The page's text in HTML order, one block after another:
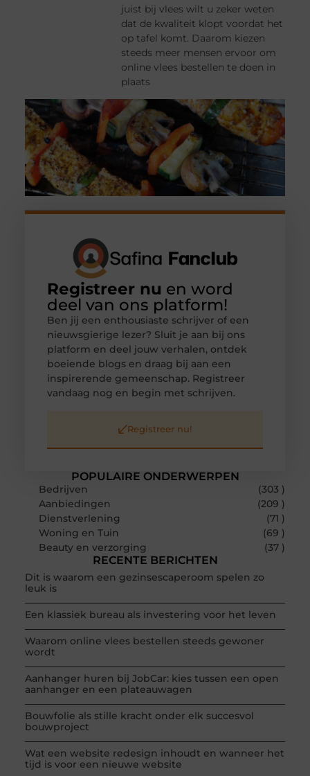
juist bij vlees wilt u zeker weten
dat de kwaliteit klopt voordat het
op tafel komt. Daarom kiezen
steeds meer mensen ervoor om
online vlees bestellen te doen in
plaats
POPULAIRE ONDERWERPEN
Bedrijven
(303 )
Aanbiedingen
(209 )
Dienstverlening
(71 )
Woning en Tuin
(69 )
Beauty en verzorging
(37 )
RECENTE BERICHTEN
Dit is waarom een gezinsescaperoom spelen zo
leuk is
Een klassiek bureau als investering voor het leven
Waarom online vlees bestellen steeds gewoner
wordt
Aanhanger huren bij JobCar: kies tussen een open
aanhanger en een plateauwagen
Bouwfolie als stille kracht onder elk succesvol
bouwproject
Wat een website redesign inhoudt en wanneer het
tijd is voor een nieuwe website
Registreer nu en word
deel van ons platform!
Ben jij een enthousiaste schrijver of een
nieuwsgierige lezer? Sluit je aan bij ons
platform en deel jouw verhalen, ontdek
boeiende blogs en draag bij aan een
inspirerende gemeenschap. Registreer
vandaag nog en begin met schrijven.
Registreer nu!